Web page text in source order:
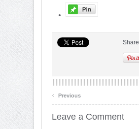
Share
‹ Previous
Leave a Comment